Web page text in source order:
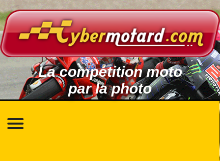
La compétition moto
par la photo